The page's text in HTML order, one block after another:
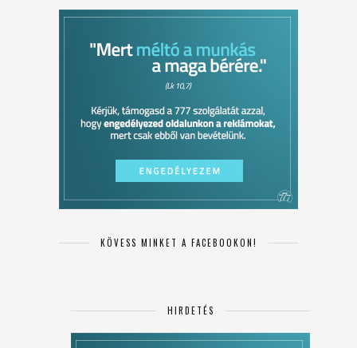
KÖVESS MINKET A FACEBOOKON!
HIRDETÉS